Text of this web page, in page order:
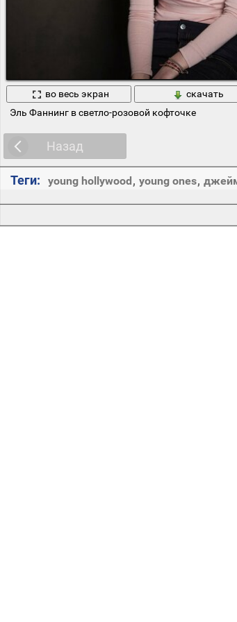
во весь экран
скачать
Эль Фаннинг в светло-розовой кофточке
Назад
Теги: young hollywood, young ones,